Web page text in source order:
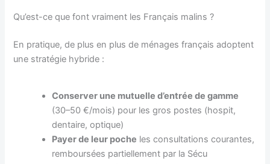
Qu’est-ce que font vraiment les Français malins ?
En pratique, de plus en plus de ménages français adoptent
une stratégie hybride :
Conserver une mutuelle d’entrée de gamme
(30–50 €/mois) pour les gros postes (hospit,
dentaire, optique)
Payer de leur poche les consultations courantes,
remboursées partiellement par la Sécu